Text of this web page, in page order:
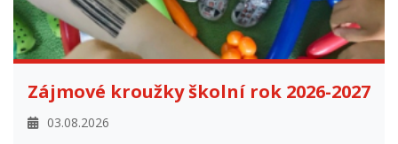
Zájmové kroužky školní rok 2026-2027
03.08.2026
V současné době připravujeme zájmovou činnost pro
školní rok 2026-2027. Kompletní přehled kroužků bude